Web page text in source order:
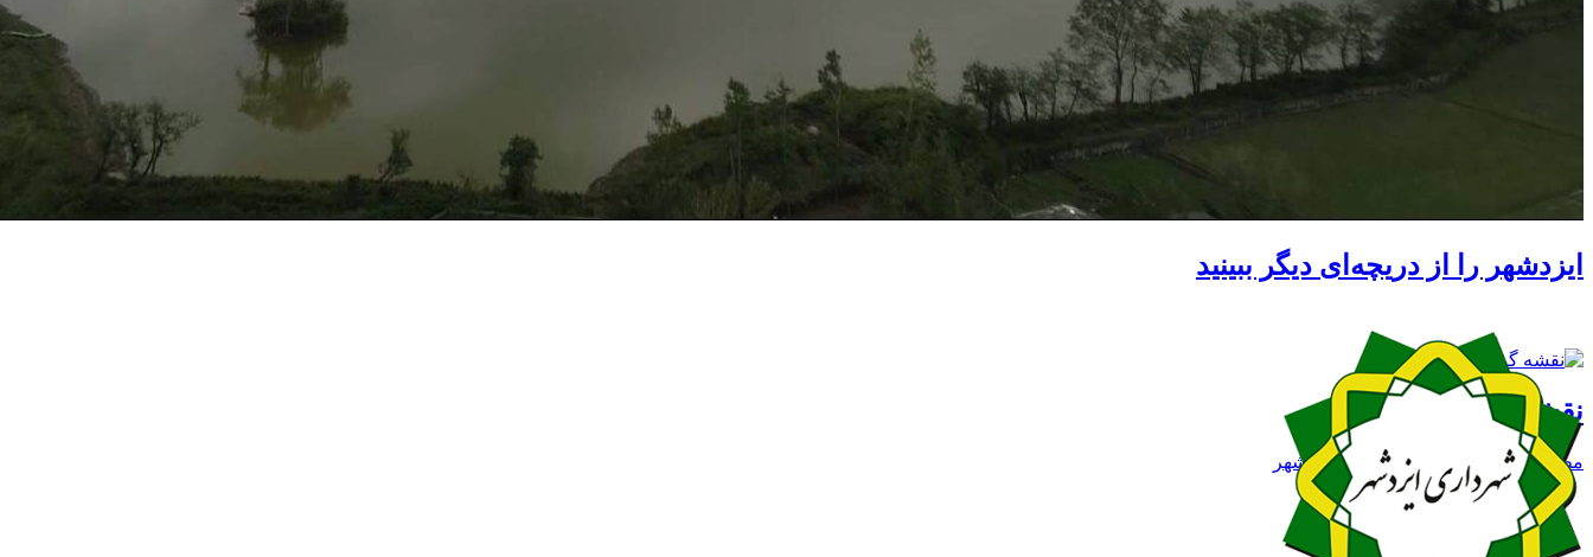
ایزدشهر را از دریچه‌‌ای دیگر ببینید
نقشه گردشگری ایزدشهر
مطالعه بیشتر: نقشه گردشگری ایزدشهر